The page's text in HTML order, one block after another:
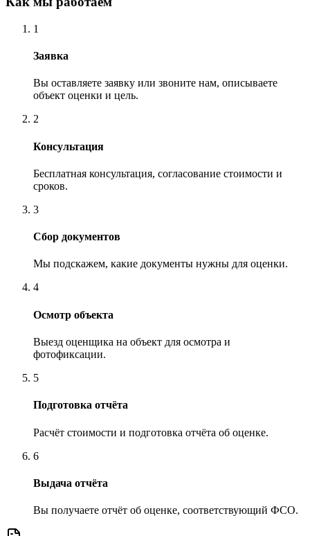
1
Заявка
Вы оставляете заявку или звоните нам, описываете
объект оценки и цель.
2
Консультация
Бесплатная консультация, согласование стоимости и
сроков.
3
Сбор документов
Мы подскажем, какие документы нужны для оценки.
4
Осмотр объекта
Выезд оценщика на объект для осмотра и
фотофиксации.
5
Подготовка отчёта
Расчёт стоимости и подготовка отчёта об оценке.
6
Выдача отчёта
Вы получаете отчёт об оценке, соответствующий ФСО.